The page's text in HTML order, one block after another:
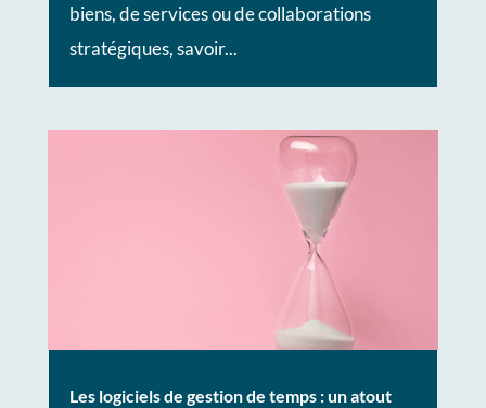
biens, de services ou de collaborations
stratégiques, savoir...
Les logiciels de gestion de temps : un atout